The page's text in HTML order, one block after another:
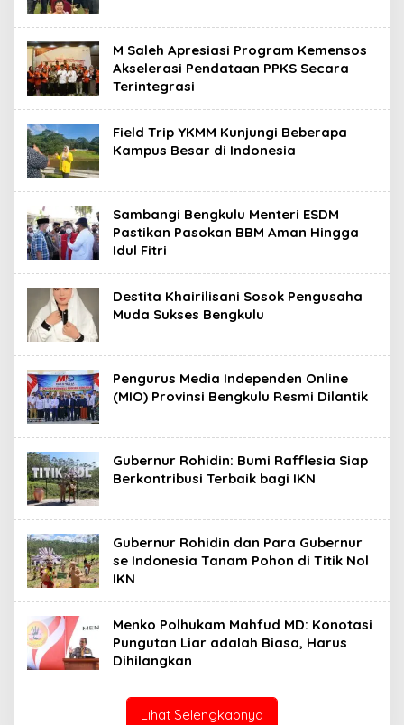
M Saleh Apresiasi Program Kemensos
Akselerasi Pendataan PPKS Secara
Terintegrasi
Field Trip YKMM Kunjungi Beberapa
Kampus Besar di Indonesia
Sambangi Bengkulu Menteri ESDM
Pastikan Pasokan BBM Aman Hingga
Idul Fitri
Destita Khairilisani Sosok Pengusaha
Muda Sukses Bengkulu
Pengurus Media Independen Online
(MIO) Provinsi Bengkulu Resmi Dilantik
Gubernur Rohidin: Bumi Rafflesia Siap
Berkontribusi Terbaik bagi IKN
Gubernur Rohidin dan Para Gubernur
se Indonesia Tanam Pohon di Titik Nol
IKN
Menko Polhukam Mahfud MD: Konotasi
Pungutan Liar adalah Biasa, Harus
Dihilangkan
Lihat Selengkapnya